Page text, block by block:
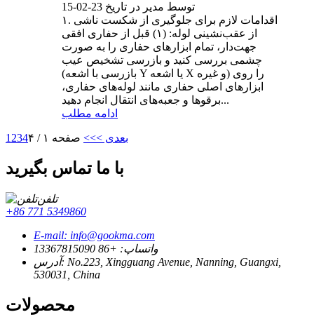
توسط مدیر در تاریخ 23-02-15
۱. اقدامات لازم برای جلوگیری از شکست ناشی
از عقب‌نشینی لوله: (۱) قبل از حفاری افقی
جهت‌دار، تمام ابزارهای حفاری را به صورت
چشمی بررسی کنید و بازرسی تشخیص عیب
(بازرسی با اشعه Y یا اشعه X و غیره) را روی
ابزارهای اصلی حفاری مانند لوله‌های حفاری،
برقوها و جعبه‌های انتقال انجام دهید...
ادامه مطلب
1 234 بعدی >>> صفحه ۱ / ۴
با ما تماس بگیرید
تلفن
‎+86 771 5349860‎
E-mail: info@gookma.com
واتساپ: +86 13367815090
آدرس: No.223, Xingguang Avenue, Nanning, Guangxi,
530031, China
محصولات